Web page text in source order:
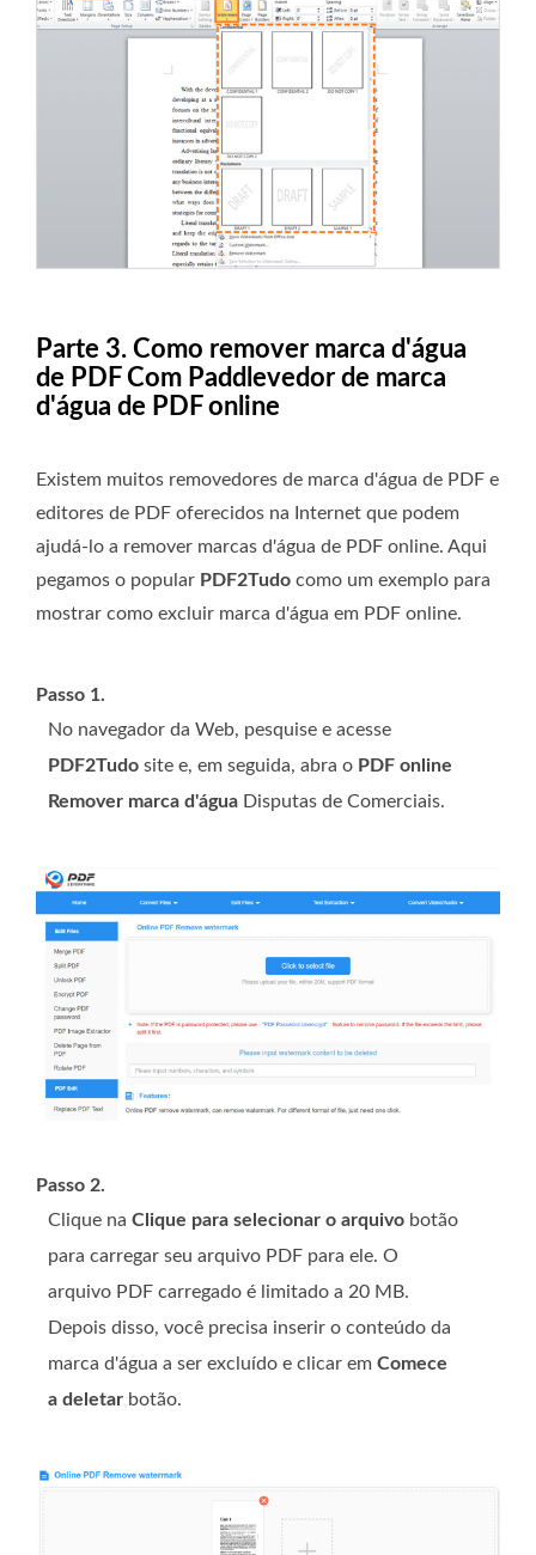
Parte 3. Como remover marca d'água
de PDF Com Paddlevedor de marca
d'água de PDF online
Existem muitos removedores de marca d'água de PDF e
editores de PDF oferecidos na Internet que podem
ajudá-lo a remover marcas d'água de PDF online. Aqui
pegamos o popular PDF2Tudo como um exemplo para
mostrar como excluir marca d'água em PDF online.
Passo 1.
No navegador da Web, pesquise e acesse
PDF2Tudo site e, em seguida, abra o PDF online
Remover marca d'água Disputas de Comerciais.
Passo 2.
Clique na Clique para selecionar o arquivo botão
para carregar seu arquivo PDF para ele. O
arquivo PDF carregado é limitado a 20 MB.
Depois disso, você precisa inserir o conteúdo da
marca d'água a ser excluído e clicar em Comece
a deletar botão.